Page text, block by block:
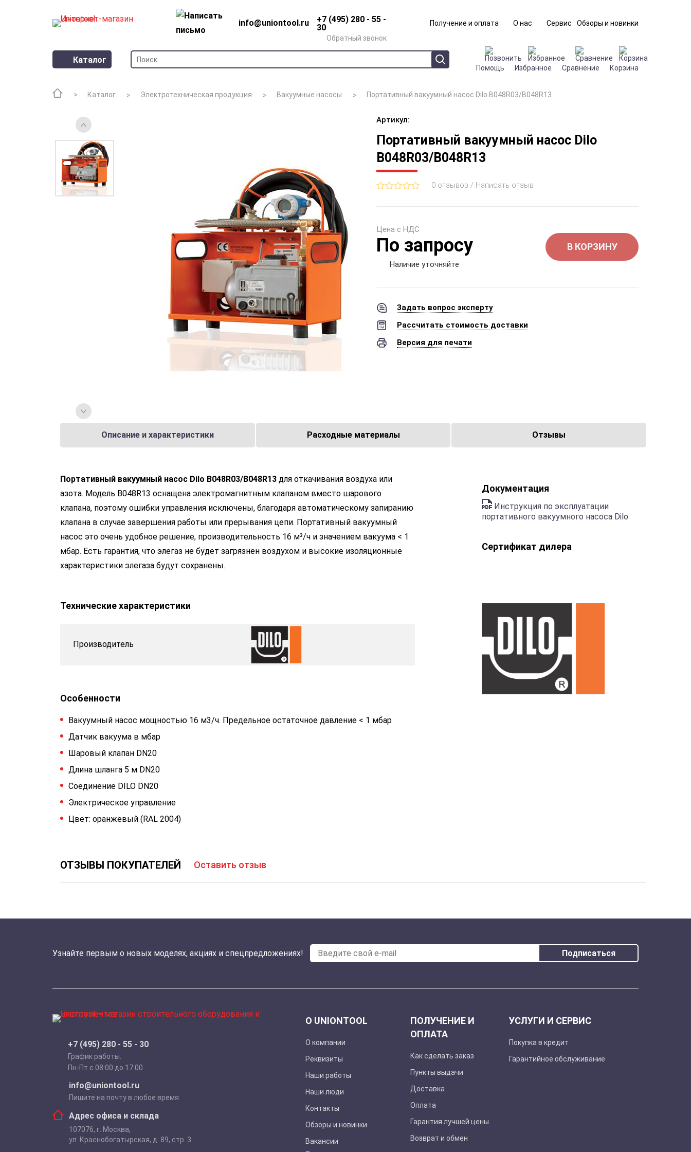
info@uniontool.ru
+7 (495) 280 - 55 -
30
Обратный звонок
Получение и оплата О нас Сервис Обзоры и новинки
Каталог
Помощь Избранное Сравнение Корзина
Каталог Электротехническая продукция Вакуумные насосы Портативный вакуумный насос Dilo B048R03/B048R13
Артикул:
Портативный вакуумный насос Dilo
B048R03/B048R13
0 отзывов / Написать отзыв
Цена с НДС
По запросу В КОРЗИНУ
Наличие уточняйте
Задать вопрос эксперту
Рассчитать стоимость доставки
Версия для печати
Описание и характеристики Расходные материалы Отзывы
Портативный вакуумный насос Dilo B048R03/B048R13 для откачивания воздуха или
азота. Модель B048R13 оснащена электромагнитным клапаном вместо шарового
клапана, поэтому ошибки управления исключены, благодаря автоматическому запиранию
клапана в случае завершения работы или прерывания цепи. Портативный вакуумный
насос это очень удобное решение, производительность 16 м³/ч и значением вакуума < 1
мбар. Есть гарантия, что элегаз не будет загрязнен воздухом и высокие изоляционные
характеристики элегаза будут сохранены.
Технические характеристики
Производитель
Особенности
Вакуумный насос мощностью 16 м3/ч. Предельное остаточное давление < 1 мбар
Датчик вакуума в мбар
Шаровый клапан DN20
Длина шланга 5 м DN20
Соединение DILO DN20
Электрическое управление
Цвет: оранжевый (RAL 2004)
Документация
Инструкция по эксплуатации
портативного вакуумного насоса Dilo
Сертификат дилера
ОТЗЫВЫ ПОКУПАТЕЛЕЙ Оставить отзыв
Узнайте первым о новых моделях, акциях и спецпредложениях! Подписаться
+7 (495) 280 - 55 - 30
График работы:
Пн-Пт с 08:00 до 17:00
info@uniontool.ru
Пишите на почту в любое время
Адрес офиса и склада
107076, г. Москва,
ул. Краснобогатырская, д. 89, стр. 3
О UNIONTOOL
О компании
Реквизиты
Наши работы
Наши люди
Контакты
Обзоры и новинки
Вакансии
ПОЛУЧЕНИЕ И
ОПЛАТА
Как сделать заказ
Пункты выдачи
Доставка
Оплата
Гарантия лучшей цены
Возврат и обмен
УСЛУГИ И СЕРВИС
Покупка в кредит
Гарантийное обслуживание